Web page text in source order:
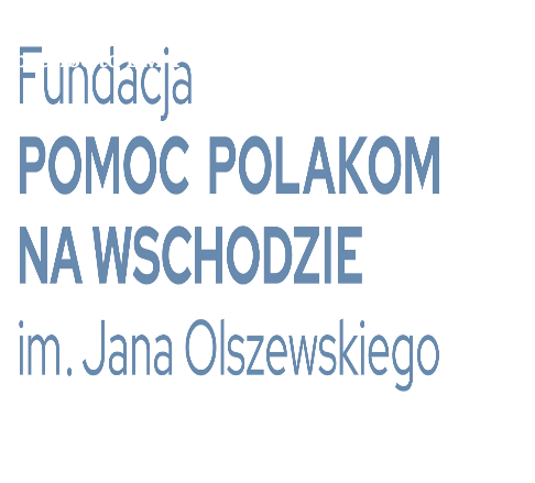
Subscribe to BM TV - Bridge Media TV -